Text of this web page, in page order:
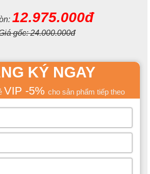
12.975.000đ
gốc:24.000.000đ
KÝ NGAY
VIP -5% cho sản phẩm tiếp theo